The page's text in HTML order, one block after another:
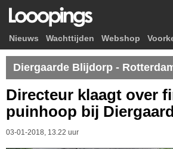
Nieuws Wachttijden Webshop
Diergaarde Blijdorp -
Directeur klaagt over
puinhoop bij
03-01-2018, 13.22 uur